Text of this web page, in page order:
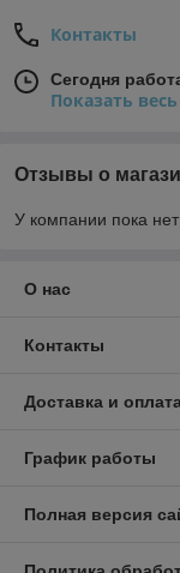
Контакты
Сегодня
Показать
Отзывы о
У компании пока
О нас
Контакты
Доставка и
График работы
Полная версия